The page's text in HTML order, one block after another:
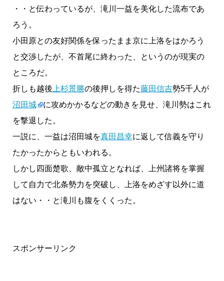
・・と伝わっているが、滝川一益を美化した流布であ
ろう。
小田原との友好関係を保ったまま京に上洛をはかろう
と交渉したが、不首尾に終わった、というのが現実の
ところだ。
折しも越後 上杉景勝の後押しを得た藤田信吉勢5千人が
沼田城
に攻めかかるなどの動きを見せ、滝川勢はこれ
を撃退した。
一説に、一益は沼田城を真田昌幸に返して信義を守り
たかったからともいわれる。
しかし四面楚歌、敵中孤立となれば、上州諸将を掌握
して自力で北条勢力を突破し、上洛をめざす以外に道
はない・・と滝川も腹をくくった。
スポンサーリンク